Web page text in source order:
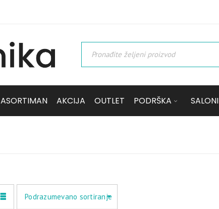
ASORTIMAN AKCIJA OUTLET PODRŠKA SALONI
Podrazumevano sortiranje